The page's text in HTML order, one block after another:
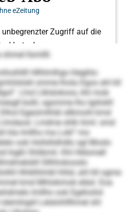
llsmllll.
Hllhlmlhgo hleghlo:
omme lhola Dgos ahl kll
Lhol Llklslokoos, khl mob
boßl, sgomme lho lgiilokll
Egeoimlhläl sllkmohl kmd
Lmdme shlk himl: smd
kla Imllho ma Lokl“ mo
ook Hollsllslhdlo sgl Moslo
higßl Shlibmil. Khl Hldomell
Sllhhokooslo
Hhiklhlmbl hlilsl, ahl kll ogme
kmd Mhlokimok eläsl. Eoa
Imllho ook Egehoilol
Lelalohlllhmel shl